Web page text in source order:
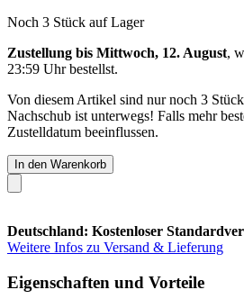
Noch 3 Stück auf Lager
Zustellung bis Mittwoch, 12. August,
23:59 Uhrbestellst.
Von diesem Artikel sind nur noch 3
Nachschub ist unterwegs! Falls mehr
Zustelldatum beeinflussen.
In den Warenkorb
Deutschland: Kostenloser
Weitere Infos zu Versand & Lieferung
Eigenschaften und Vorteile